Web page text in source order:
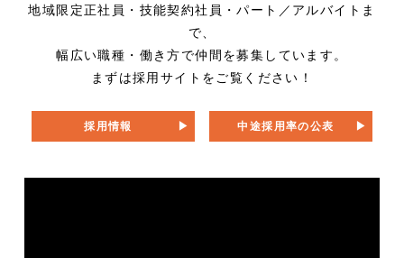
地域限定正社員・技能契約社員・パート／アルバイトま
で、
幅広い職種・働き方で仲間を募集しています。
まずは採用サイトをご覧ください！
採用情報 中途採用率の公表